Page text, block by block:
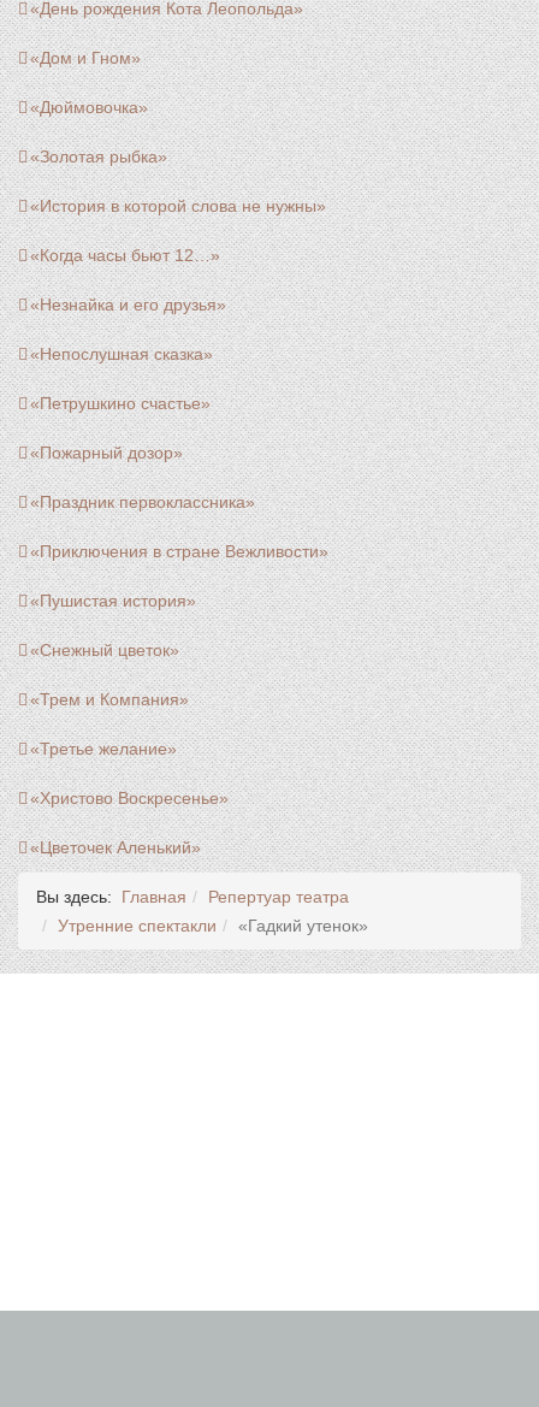
«День рождения Кота Леопольда»
«Дом и Гном»
«Дюймовочка»
«Золотая рыбка»
«История в которой слова не нужны»
«Когда часы бьют 12…»
«Незнайка и его друзья»
«Непослушная сказка»
«Петрушкино счастье»
«Пожарный дозор»
«Праздник первоклассника»
«Приключения в стране Вежливости»
«Пушистая история»
«Снежный цветок»
«Трем и Компания»
«Третье желание»
«Христово Воскресенье»
«Цветочек Аленький»
Вы здесь: Главная
Репертуар театра
Утренние спектакли
«Гадкий утенок»